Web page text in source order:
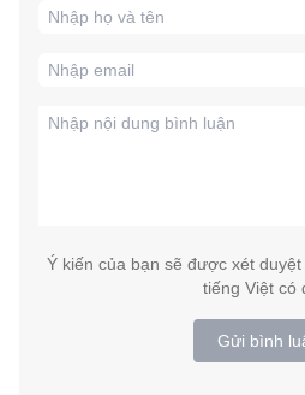
Ý kiến của bạn sẽ được xét
tiếng Việt có
Gửi bình